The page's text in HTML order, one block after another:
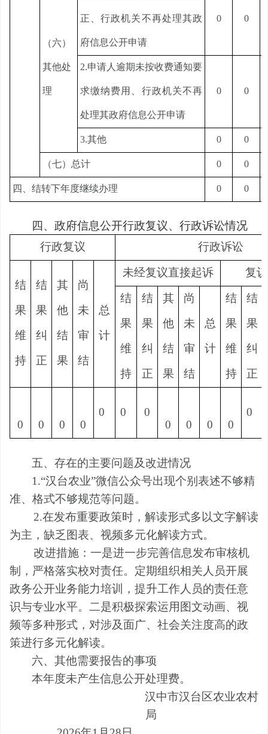
（六）
其他处
理
正、行政机关不再处理其政
府信息公开申请
0 0
2.申请人逾期未按收费通知要
求缴纳费用、行政机关不再
处理其政府信息公开申请
0 0
3.其他 0 0
（七）总计 0 0
四、结转下年度继续办理 0 0
四、政府信息公开行政复议、行政诉讼情况
行政复议
行政诉讼
结
果
维
持
结
果
纠
正
其
他
结
果
尚
未
审
结
总
计
未经复议直接起诉 复
结
果
维
持
结
果
纠
正
其
他
结
果
尚
未
审
结
总
计
结
果
维
持
结
果
纠
正
0 0 0 0
0 0
0
0
0 0 0
0
五、存在的主要问题及改进情况
1.“汉台农业”微信公众号出现个别表述不够精
准、格式不够规范等问题。
2.在发布重要政策时，解读形式多以文字解读
为主，缺乏图表、视频多元化解读方式。
改进措施：一是进一步完善信息发布审核机
制，严格落实校对责任。定期组织相关人员开展
政务公开业务能力培训，提升工作人员的责任意
识与专业水平。二是积极探索运用图文动画、视
频等多种形式，对涉及面广、社会关注度高的政
策进行多元化解读。
六、其他需要报告的事项
本年度未产生信息公开处理费。
汉中市汉台区农业农村
局